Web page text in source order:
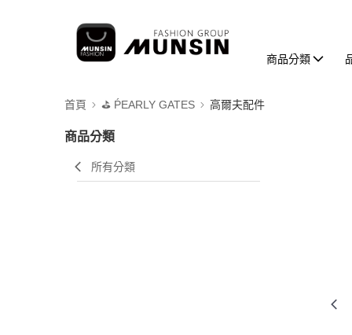
商品分類
首頁 ⛳️ ṔEARLY GATES 高爾夫配件
商品分類
所有分類